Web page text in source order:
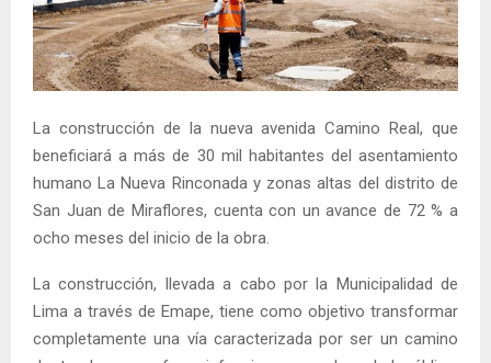
La construcción de la nueva avenida Camino Real, que
beneficiará a más de 30 mil habitantes del asentamiento
humano La Nueva Rinconada y zonas altas del distrito de
San Juan de Miraflores, cuenta con un avance de 72 % a
ocho meses del inicio de la obra.
La construcción, llevada a cabo por la Municipalidad de
Lima a través de Emape, tiene como objetivo transformar
completamente una vía caracterizada por ser un camino